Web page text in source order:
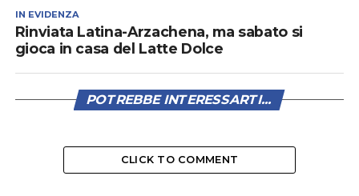
IN EVIDENZA
Rinviata Latina-Arzachena, ma sabato si
gioca in casa del Latte Dolce
POTREBBE INTERESSARTI...
CLICK TO COMMENT